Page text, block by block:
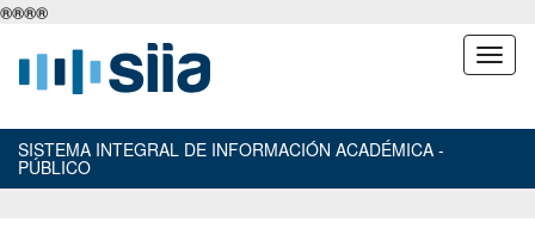
®®®®
SISTEMA INTEGRAL DE INFORMACIÓN ACADÉMICA -
PÚBLICO